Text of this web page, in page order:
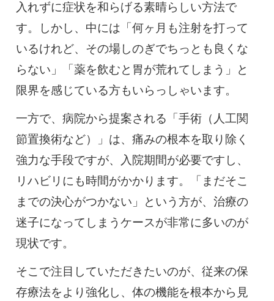
入れずに症状を和らげる素晴らしい方法で
す。しかし、中には「何ヶ月も注射を打って
いるけれど、その場しのぎでちっとも良くな
らない」「薬を飲むと胃が荒れてしまう」と
限界を感じている方もいらっしゃいます。
一方で、病院から提案される「手術（人工関
節置換術など）」は、痛みの根本を取り除く
強力な手段ですが、入院期間が必要ですし、
リハビリにも時間がかかります。「まだそこ
までの決心がつかない」という方が、治療の
迷子になってしまうケースが非常に多いのが
現状です。
そこで注目していただきたいのが、従来の保
存療法をより強化し、体の機能を根本から見